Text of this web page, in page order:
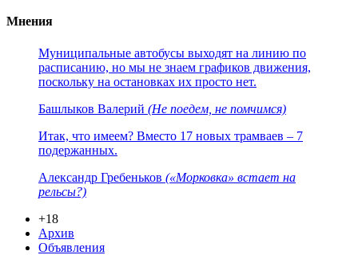
Мнения
Муниципальные автобусы выходят на линию по
расписанию, но мы не знаем графиков движения,
поскольку на остановках их просто нет.
Башлыков Валерий (Не поедем, не помчимся)
Итак, что имеем? Вместо 17 новых трамваев – 7
подержанных.
Александр Гребеньков («Морковка» встает на
рельсы?)
+18
Архив
Объявления